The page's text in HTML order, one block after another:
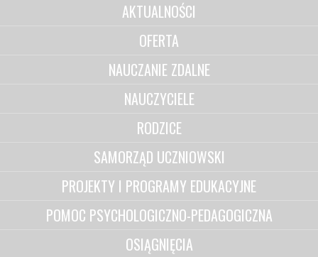
AKTUALNOŚCI
OFERTA
NAUCZANIE ZDALNE
NAUCZYCIELE
RODZICE
SAMORZĄD UCZNIOWSKI
PROJEKTY I PROGRAMY EDUKACYJNE
POMOC PSYCHOLOGICZNO-PEDAGOGICZNA
OSIĄGNIĘCIA